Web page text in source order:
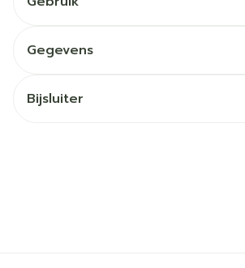
Gegevens
Bijsluiter